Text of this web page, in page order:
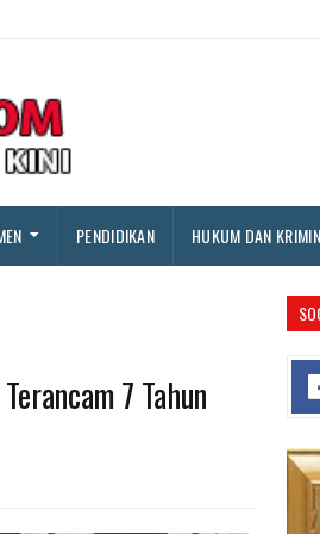
PENDIDIKAN HUKUM DAN
7 Tahun